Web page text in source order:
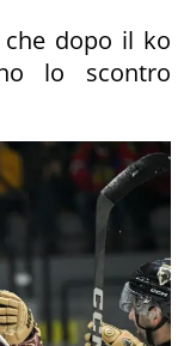
dopo il ko
lo scontro